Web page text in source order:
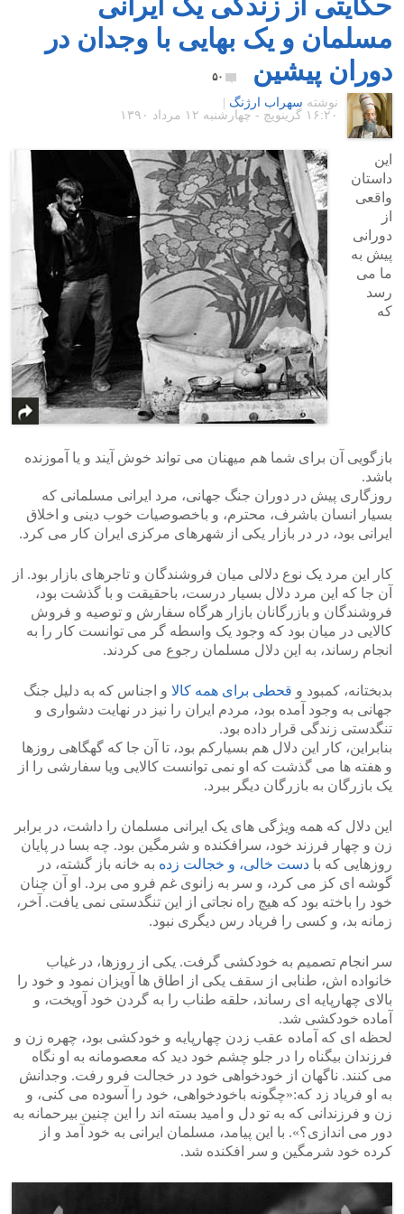
مسلمان و یک بهایی با وجدان در
دوران پیشین
۵۰
نوشته سهراب ارژنگ
۱۶:۲۰ گرينويچ - چهارشنبه ۱۲ مرداد ۱۳۹۰
این
داستان
واقعی
از
دورانی
پیش به
ما می
رسد
که
بازگویی آن برای شما هم میهنان می تواند خوش آیند و یا آموزنده
باشد.
روزگاری پیش در دوران جنگ جهانی، مرد ایرانی مسلمانی که
بسیار انسان باشرف، محترم، و باخصوصیات خوب دینی و اخلاق
ایرانی بود، در در بازار یکی از شهرهای مرکزی ایران کار می کرد.
کار این مرد یک نوع دلالی میان فروشندگان و تاجرهای بازار بود. از
آن جا که این مرد دلال بسیار درست، باحقیقت و با گذشت بود،
فروشندگان و بازرگانان بازار هرگاه سفارش و توصیه و فروش
کالایی در میان بود که وجود یک واسطه گر می توانست کار را به
انجام رساند، به این دلال مسلمان رجوع می کردند.
بدبختانه، کمبود و قحطی برای همه کالا و اجناس که به دلیل جنگ
جهانی به وجود آمده بود، مردم ایران را نیز در نهایت دشواری و
تنگدستی زندگی قرار داده بود.
بنابراین، کار این دلال هم بسیارکم بود، تا آن جا که گهگاهی روزها
و هفته ها می گذشت که او نمی توانست کالایی ویا سفارشی را از
یک بازرگان به بازرگان دیگر ببرد.
این دلال که همه ویژگی های یک ایرانی مسلمان را داشت، در برابر
زن و چهار فرزند خود، سرافکنده و شرمگین بود. چه بسا در پایان
روزهایی که با دست خالی، و خجالت زده به خانه باز گشته، در
گوشه ای کز می کرد، و سر به زانوی غم فرو می برد. او آن چنان
خود را باخته بود که هیچ راه نجاتی از این تنگدستی نمی یافت. آخر،
زمانه بد، و کسی را فریاد رس دیگری نبود.
سر انجام تصمیم به خودکشی گرفت. یکی از روزها، در غیاب
خانواده اش، طنابی از سقف یکی از اطاق ها آویزان نمود و خود را
بالای چهارپایه ای رساند، حلقه طناب را به گردن خود آویخت، و
آماده خودکشی شد.
لحظه ای که آماده عقب زدن چهارپایه و خودکشی بود، چهره زن و
فرزندان بیگناه را در جلو چشم خود دید که معصومانه به او نگاه
می کنند. ناگهان از خودخواهی خود در خجالت فرو رفت. وجدانش
به او فریاد زد که:«چگونه باخودخواهی، خود را آسوده می کنی، و
زن و فرزندانی که به تو دل و امید بسته اند را این چنین بیرحمانه به
دور می اندازی؟». با این پیامد، مسلمان ایرانی به خود آمد و از
کرده خود شرمگین و سر افکنده شد.